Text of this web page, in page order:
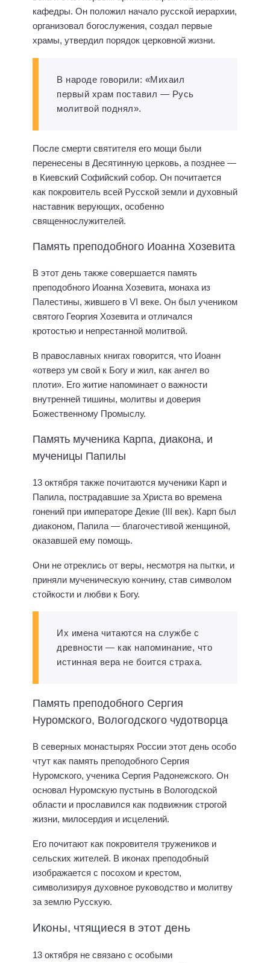
кафедры. Он положил начало русской иерархии,
организовал богослужения, создал первые
храмы, утвердил порядок церковной жизни.
В народе говорили: «Михаил
первый храм поставил — Русь
молитвой поднял».
После смерти святителя его мощи были
перенесены в Десятинную церковь, а позднее —
в Киевский Софийский собор. Он почитается
как покровитель всей Русской земли и духовный
наставник верующих, особенно
священнослужителей.
Память преподобного Иоанна Хозевита
В этот день также совершается память
преподобного Иоанна Хозевита, монаха из
Палестины, жившего в VI веке. Он был учеником
святого Георгия Хозевита и отличался
кротостью и непрестанной молитвой.
В православных книгах говорится, что Иоанн
«отверз ум свой к Богу и жил, как ангел во
плоти». Его житие напоминает о важности
внутренней тишины, молитвы и доверия
Божественному Промыслу.
Память мученика Карпа, диакона, и
мученицы Папилы
13 октября также почитаются мученики Карп и
Папила, пострадавшие за Христа во времена
гонений при императоре Декие (III век). Карп был
диаконом, Папила — благочестивой женщиной,
оказавшей ему помощь.
Они не отреклись от веры, несмотря на пытки, и
приняли мученическую кончину, став символом
стойкости и любви к Богу.
Их имена читаются на службе с
древности — как напоминание, что
истинная вера не боится страха.
Память преподобного Сергия
Нуромского, Вологодского чудотворца
В северных монастырях России этот день особо
чтут как память преподобного Сергия
Нуромского, ученика Сергия Радонежского. Он
основал Нуромскую пустынь в Вологодской
области и прославился как подвижник строгой
жизни, милосердия и исцелений.
Его почитают как покровителя тружеников и
сельских жителей. В иконах преподобный
изображается с посохом и крестом,
символизируя духовное руководство и молитву
за землю Русскую.
Иконы, чтящиеся в этот день
13 октября не связано с особыми